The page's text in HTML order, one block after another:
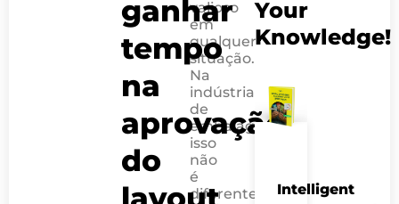
ganhar
tempo
na
aprovação
do
valioso
em
qualquer
situação.
Na
indústria
de
embalagens
isso
não
é
diferente.
Your
Knowledge!
Intelligent